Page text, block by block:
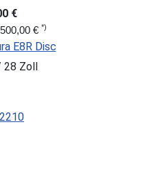
€
€ *)
E8R Disc
28 Zoll